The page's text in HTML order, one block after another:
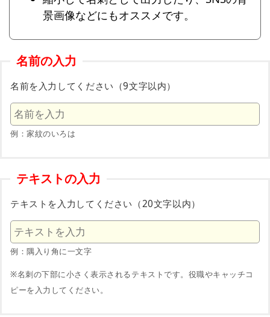
景画像などにもオススメです。
名前の入力
名前を入力してください（9文字以内）
例：家紋のいろは
テキストの入力
テキストを入力してください（20文字以内）
例：隅入り角に一文字
※名刺の下部に小さく表示されるテキストです。役職やキャッチコ
ピーを入力してください。